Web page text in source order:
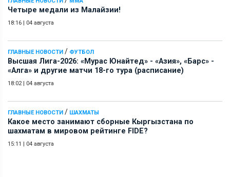
Четыре медали из Малайзии!
18:16 | 04 августа
ГЛАВНЫЕ НОВОСТИ / ФУТБОЛ
Высшая Лига-2026: «Мурас Юнайтед» - «Азия», «Барс» -
«Алга» и другие матчи 18-го тура (расписание)
18:02| 04 августа
ГЛАВНЫЕ НОВОСТИ / ШАХМАТЫ
Какое место занимают сборные Кыргызстана по
шахматам в мировом рейтинге FIDE?
15:11 | 04 августа